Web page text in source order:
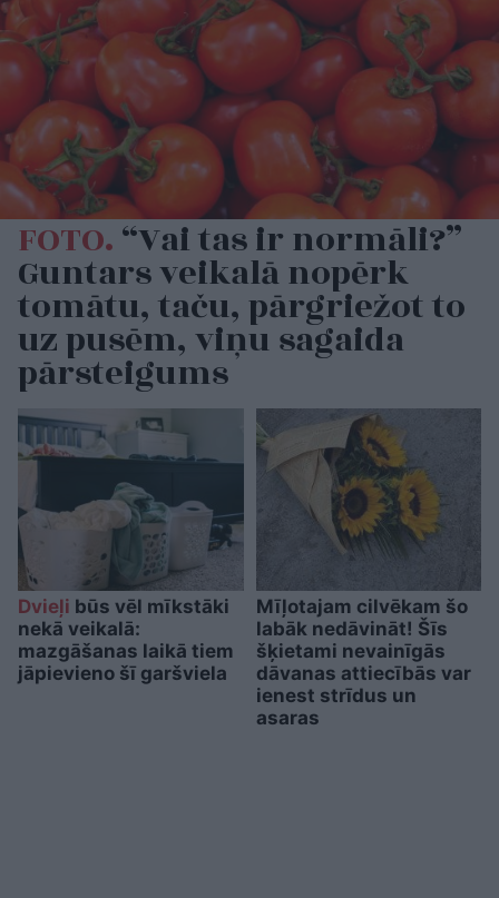
FOTO.“Vai tas ir normāli?”
Guntars veikalā nopērk
tomātu, taču, pārgriežot to
uz pusēm, viņu sagaida
pārsteigums
Dvieļi būs vēl mīkstāki
nekā veikalā:
mazgāšanas laikā tiem
jāpievieno šī garšviela
Mīļotajam cilvēkam šo
labāk nedāvināt! Šīs
šķietami nevainīgās
dāvanas attiecībās var
ienest strīdus un
asaras